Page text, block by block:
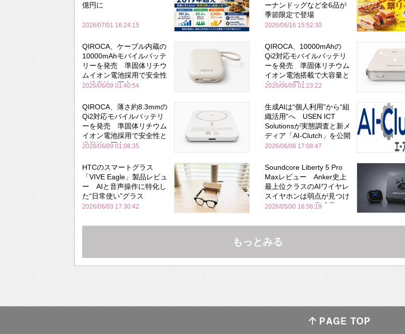
億円に
2026/07/01 16:24:15
ーナンドッグなど全6品が
季節限定で登場
2026/06/16 15:52:30
QIROCA、ケーブル内蔵の
10000mAhモバイルバッテ
リーを発売 準固体リチウ
ムイオン電池採用で安全性
と携帯性を両立
2026/06/09 01:40:54
QIROCA、10000mAhの
Qi2対応モバイルバッテリ
ーを発売 準固体リチウム
イオン電池搭載で大容量と
安全性を両立
2026/06/09 01:23:22
QIROCA、薄さ約8.3mmの
Qi2対応モバイルバッテリ
ーを発売 準固体リチウム
イオン電池採用で安全性と
携帯性を両立
2026/06/09 01:08:35
生成AIは“個人利用”から“組
織活用”へ USEN ICT
Solutionsが実態調査と新メ
ディア「AI-Clutch」を公開
2026/06/08 17:08:47
HTCのスマートグラス
「VIVE Eagle」製品レビュ
ー AIと音声操作に特化し
た“日常使い”グラス
2026/06/03 17:30:42
Soundcore Liberty 5 Pro
Maxレビュー Anker史上
最上位クラスのAIワイヤレ
スイヤホンは弱点が見つけ
づらいくらいの完成度にび
Bose並み
2026/05/30 16:56:19
もっとみる